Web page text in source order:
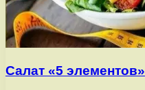
Салат «5 элементов»